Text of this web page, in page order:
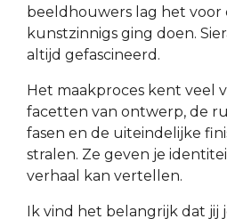
beeldhouwers lag het voor
kunstzinnigs ging doen.
altijd gefascineerd.
Het maakproces kent veel
facetten van ontwerp, de
fasen en de uiteindelijke
stralen. Ze geven je
verhaal kan vertellen.
Ik vind het belangrijk dat jij